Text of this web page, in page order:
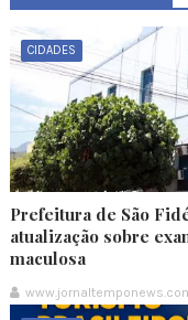
CIDADES
Prefeitura de São
atualização sobre
maculosa